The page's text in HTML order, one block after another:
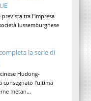
prevista tra l'impresa
lussemburghese
la serie di
Hudong-
consegnato l'ultima
metan...